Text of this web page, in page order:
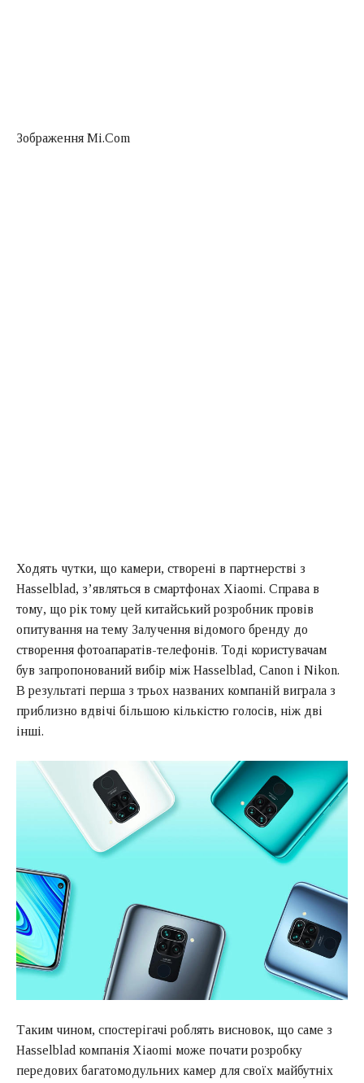
Зображення Mi.Com
Ходять чутки, що камери, створені в партнерстві з
Hasselblad, з’являться в смартфонах Xiaomi. Справа в
тому, що рік тому цей китайський розробник провів
опитування на тему Залучення відомого бренду до
створення фотоапаратів-телефонів. Тоді користувачам
був запропонований вибір між Hasselblad, Canon і Nikon.
В результаті перша з трьох названих компаній виграла з
приблизно вдвічі більшою кількістю голосів, ніж дві
інші.
Таким чином, спостерігачі роблять висновок, що саме з
Hasselblad компанія Xiaomi може почати розробку
передових багатомодульних камер для своїх майбутніх